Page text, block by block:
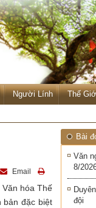
Người Lính Thế
Email
hóa Thế
bản đặc biệt
Bài
Văn
8/
đội